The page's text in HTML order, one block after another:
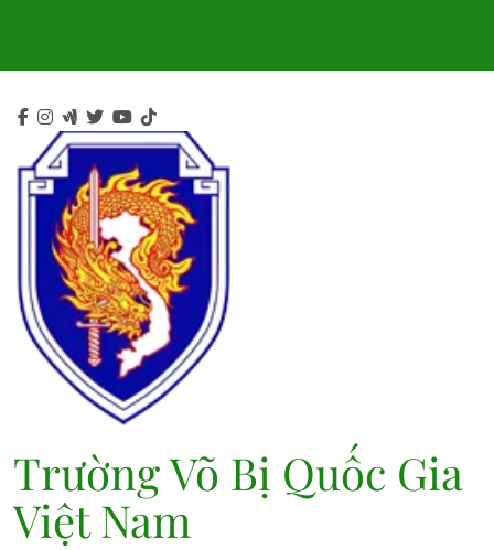
Trường Võ Bị Quốc Gia
Việt Nam